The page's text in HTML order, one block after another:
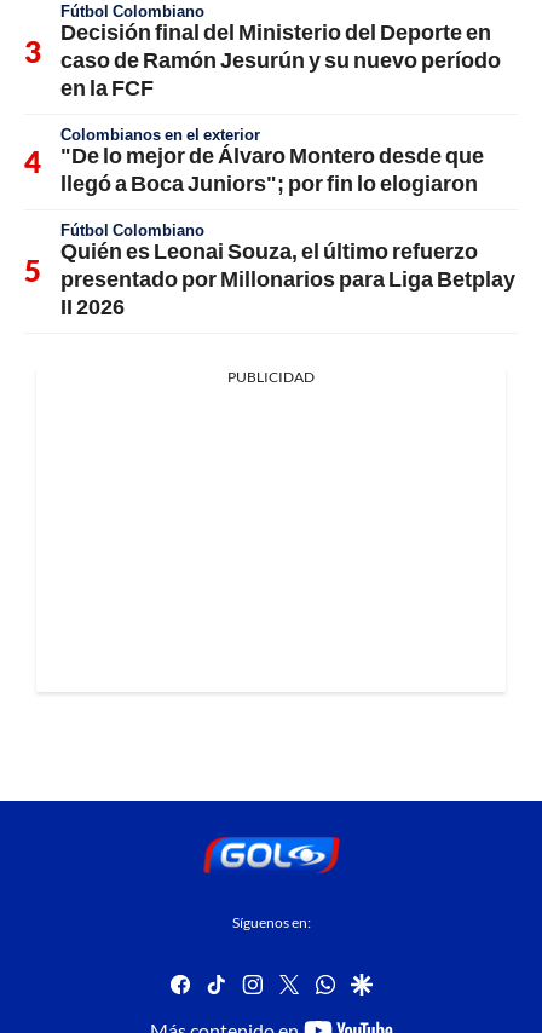
Fútbol Colombiano
Decisión final del Ministerio del Deporte en
caso de Ramón Jesurún y su nuevo período
en la FCF
Colombianos en el exterior
"De lo mejor de Álvaro Montero desde que
llegó a Boca Juniors"; por fin lo elogiaron
Fútbol Colombiano
Quién es Leonai Souza, el último refuerzo
presentado por Millonarios para Liga Betplay
II 2026
PUBLICIDAD
Síguenos en:
facebook
tiktok instagram
twitterwhatsapp
google
youtube-